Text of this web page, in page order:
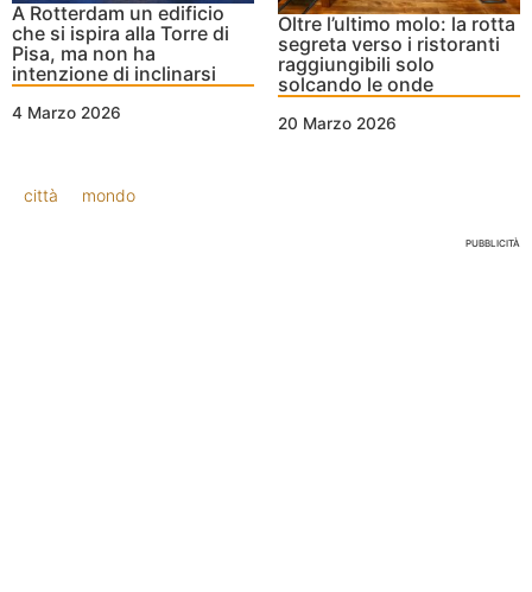
A Rotterdam un edificio
che si ispira alla Torre di
Pisa, ma non ha
intenzione di inclinarsi
4 Marzo 2026
Oltre l’ultimo molo: la rotta
segreta verso i ristoranti
raggiungibili solo
solcando le onde
20 Marzo 2026
città mondo
PUBBLICITÀ